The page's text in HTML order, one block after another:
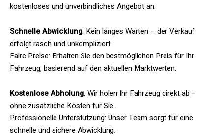
kostenloses und unverbindliches Angebot an.
Schnelle Abwicklung: Kein langes Warten – der Verkauf
erfolgt rasch und unkompliziert.
Faire Preise: Erhalten Sie den bestmöglichen Preis für Ihr
Fahrzeug, basierend auf den aktuellen Marktwerten.
Kostenlose Abholung: Wir holen Ihr Fahrzeug direkt ab –
ohne zusätzliche Kosten für Sie.
Professionelle Unterstützung: Unser Team sorgt für eine
schnelle und sichere Abwicklung.